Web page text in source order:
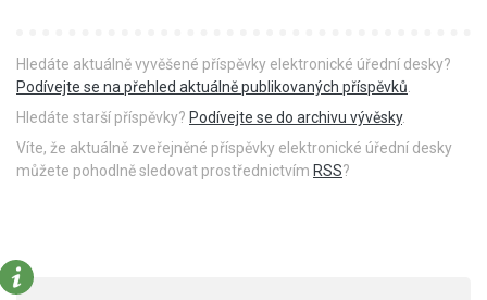
Hledáte aktuálně vyvěšené příspěvky elektronické úřední desky?
Podívejte se na přehled aktuálně publikovaných příspěvků
Hledáte starší příspěvky? Podívejte se do archivu vývěsky.
Víte, že aktuálně zveřejněné příspěvky elektronické úřední desky
můžete pohodlně sledovat prostřednictvím RSS?